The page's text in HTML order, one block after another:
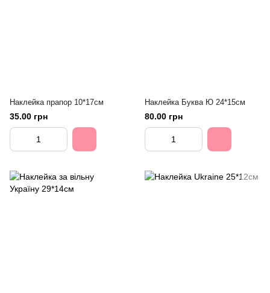
Наклейка прапор 10*17см
35.00 грн
Наклейка Буква Ю 24*15см
80.00 грн